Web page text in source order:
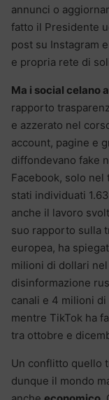
annunci o
fatto il Presidente
post su Instagram
e propria rete di
Ma i social celano
rapporto
e azzerato nel
account, pagine e
diffondevano fake
Facebook, solo nel
stati individuati
anche il lavoro
suo rapporto sulla
europea, ha
milioni di dollari
disinformazione
canali e 4 milioni
mentre TikTok ha
tra ottobre e
Un conflitto quello
dunque il mondo